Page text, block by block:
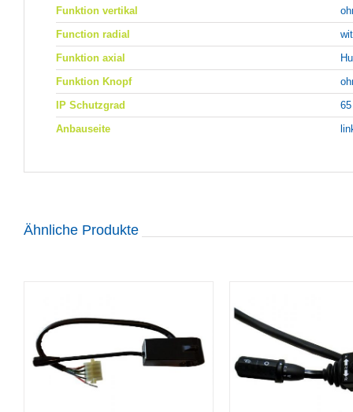
Funktion vertikal
Function radial
Funktion axial
Funktion Knopf
IP Schutzgrad
65
Anbauseite
Ähnliche Produkte